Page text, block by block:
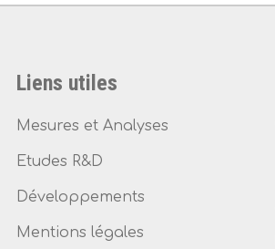
Liens utiles
Mesures et Analyses
Etudes R&D
Développements
Mentions légales